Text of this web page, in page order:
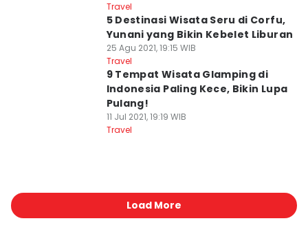
Travel
5 Destinasi Wisata Seru di Corfu,
Yunani yang Bikin Kebelet Liburan
25 Agu 2021, 19:15 WIB
Travel
9 Tempat Wisata Glamping di
Indonesia Paling Kece, Bikin Lupa
Pulang!
11 Jul 2021, 19:19 WIB
Travel
Load More